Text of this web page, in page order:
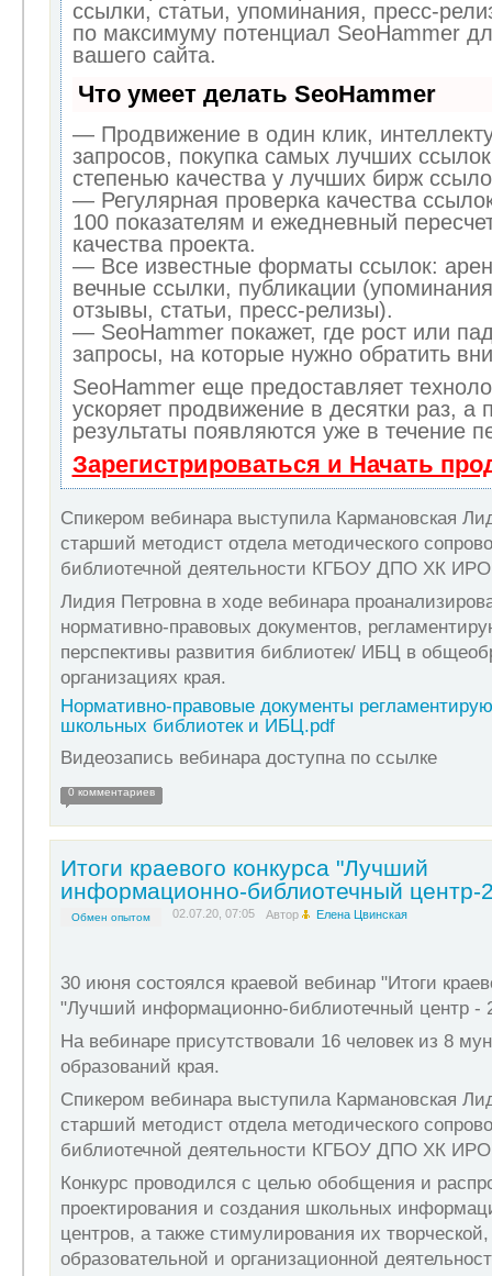
ссылки, статьи, упоминания, пресс-
по максимуму потенциал SeoHammer
вашего сайта.
Что умеет делать SeoHammer
— Продвижение в один клик,
запросов, покупка самых лучших
степенью качества у лучших бирж
— Регулярная проверка качества
100 показателям и ежедневный
качества проекта.
— Все известные форматы ссылок:
вечные ссылки, публикации
отзывы, статьи, пресс-релизы).
— SeoHammer покажет, где рост или
запросы, на которые нужно обратить
SeoHammer еще предоставляет
ускоряет продвижение в десятки раз, а
результаты появляются уже в течение
Зарегистрироваться и Начать
Спикером вебинара выступила Кармановская
старший методист отдела методического
библиотечной деятельности КГБОУ ДПО ХК
Лидия Петровна в ходе вебинара
нормативно-правовых документов,
перспективы развития библиотек/ ИБЦ в
организациях края.
Нормативно-правовые документы
школьных библиотек и ИБЦ.pdf
Видеозапись вебинара доступна по ссылке
0 комментариев
Итоги краевого конкурса "Лучший
информационно-библиотечный центр-
Обмен опытом 02.07.20, 07:05 Автор Елена Цвинская
30 июня состоялся краевой вебинар "Итоги
"Лучший информационно-библиотечный центр -
На вебинаре присутствовали 16 человек из 8
образований края.
Спикером вебинара выступила Кармановская
старший методист отдела методического
библиотечной деятельности КГБОУ ДПО ХК
Конкурс проводился с целью обобщения и
проектирования и создания школьных
центров, а также стимулирования их
образовательной и организационной